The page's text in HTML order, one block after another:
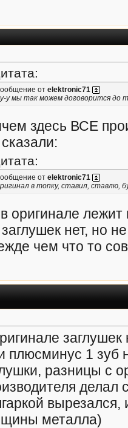
от elektronic71
у мы так можем договорится до
здесь ВСЕ
от elektronic71
в топку, ставил, ставлю,
оригинале лежит
нет, но
чем что то
плюсминус 1 зуб
разницы с
делал
металла)